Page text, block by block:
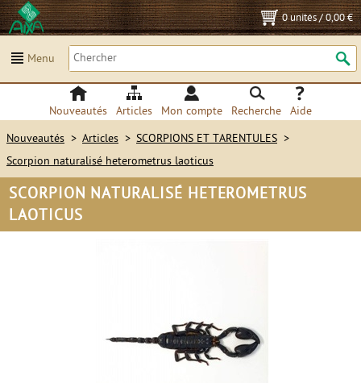
0 unités/0,00 €
Menu
Nouveautés Articles Mon compte Recherche Aide
Nouveautés > Articles > SCORPIONS ET TARENTULES >
Scorpion naturalisé heterometrus laoticus
SCORPION NATURALISÉ HETEROMETRUS
LAOTICUS